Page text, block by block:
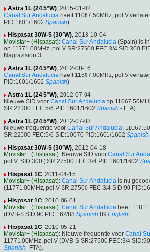
Astra 1L (24.5°W), 2015-01-02
Canal Sur Andalucia heeft 11067.50MHz, pol.V
PID:1601/1602 Spanish)
Hispasat 30W-5 (30°W), 2013-10-04
Movistar+ (Hispasat): Canal Sur Andalucia (Spain) is
op 11771.00MHz, pol.V SR:27500 FEC:3/4 SID:300
Nagravision 3.
Astra 1L (24.5°W), 2012-08-16
Canal Sur Andalucia heeft 11597.00MHz, pol.V
PID:1601/1602 Spanish)
Astra 1L (24.5°W), 2012-07-04
Nieuwe SID voor Canal Sur Andalucia op
SR:22000 FEC:5/6 PID:1601/1602 Spanish - FTA).
Astra 1L (24.5°W), 2012-07-03
Nieuwe frequentie voor Canal Sur Andalucia:
SR:22000 FEC:5/6 SID:10070 PID:1601/1602 Spanish
Hispasat 30W-5 (30°W), 2012-04-18
Movistar+ (Hispasat): Nieuwe SID voor Canal Sur
pol.V: SID:300 ( SR:27500 FEC:3/4 PID:1601/1602
Hispasat 1C, 2011-04-15
Movistar+ (Hispasat): Canal Sur Andalucia is nu
(11771.00MHz, pol.V SR:27500 FEC:3/4 SID:90
Hispasat 1C, 2010-06-01
Movistar+ (Hispasat): Canal Sur Andalucia heeft
(DVB-S SID:90 PID:162/88 Spanish,89 English)
Hispasat 1C, 2010-05-21
Movistar+ (Hispasat): Nieuwe frequentie voor Canal
11771.00MHz, pol.V (DVB-S SR:27500 FEC:3/4
Spanish- FTA).